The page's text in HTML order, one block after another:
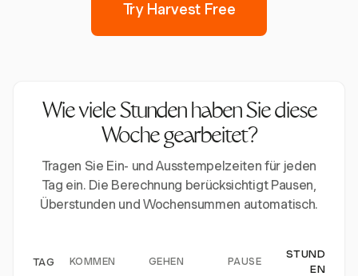
Try Harvest Free
Wie viele Stunden haben Sie diese
Woche gearbeitet?
Tragen Sie Ein- und Ausstempelzeiten für jeden
Tag ein. Die Berechnung berücksichtigt Pausen,
Überstunden und Wochensummen automatisch.
TAG KOMMEN GEHEN PAUSE
STUND
EN